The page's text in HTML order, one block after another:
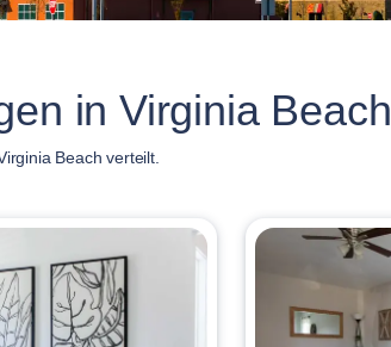
in Virginia
Beach verteilt.